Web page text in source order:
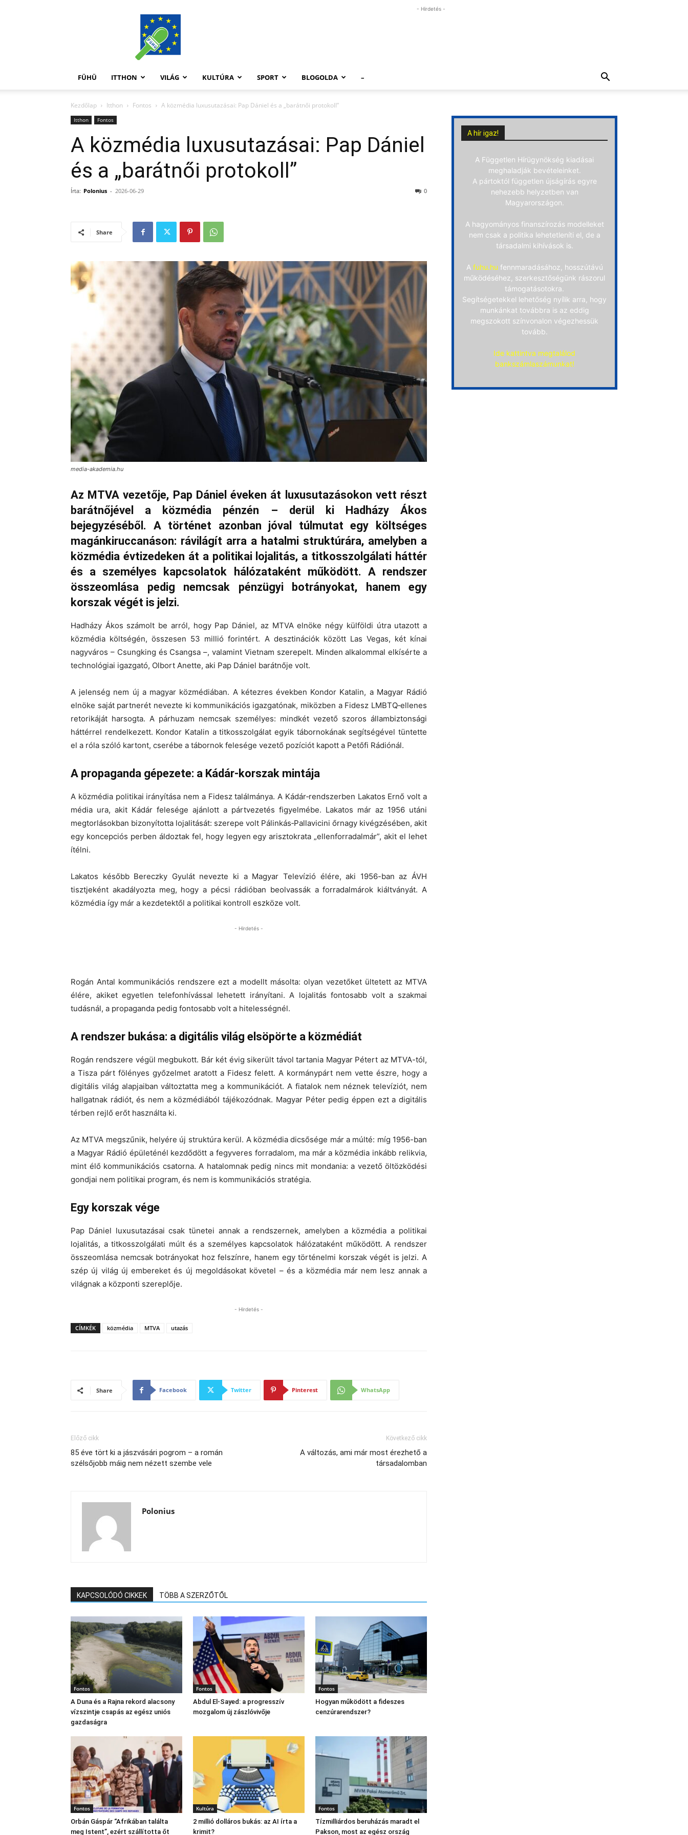
FüHü
- Hirdetés -
FÜHÜ ITTHON VILÁG KULTÚRA SPORT BLOGOLDA –
Kezdőlap Itthon Fontos A közmédia luxusutazásai: Pap Dániel és a „barátnői protokoll”
Itthon Fontos
A közmédia luxusutazásai: Pap Dániel
és a „barátnői protokoll”
Írta: Polonius - 2026-06-29 0
Share
media-akademia.hu
Az MTVA vezetője, Pap Dániel éveken át luxusutazásokon vett részt
barátnőjével a közmédia pénzén – derül ki Hadházy Ákos
bejegyzéséből. A történet azonban jóval túlmutat egy költséges
magánkiruccanáson: rávilágít arra a hatalmi struktúrára, amelyben a
közmédia évtizedeken át a politikai lojalitás, a titkosszolgálati háttér
és a személyes kapcsolatok hálózataként működött. A rendszer
összeomlása pedig nemcsak pénzügyi botrányokat, hanem egy
korszak végét is jelzi.
Hadházy Ákos számolt be arról, hogy Pap Dániel, az MTVA elnöke négy külföldi útra utazott a
közmédia költségén, összesen 53 millió forintért. A desztinációk között Las Vegas, két kínai
nagyváros – Csungking és Csangsa –, valamint Vietnam szerepelt. Minden alkalommal elkísérte a
technológiai igazgató, Olbort Anette, aki Pap Dániel barátnője volt.
A jelenség nem új a magyar közmédiában. A kétezres években Kondor Katalin, a Magyar Rádió
elnöke saját partnerét nevezte ki kommunikációs igazgatónak, miközben a Fidesz LMBTQ‑ellenes
retorikáját harsogta. A párhuzam nemcsak személyes: mindkét vezető szoros állambiztonsági
háttérrel rendelkezett. Kondor Katalin a titkosszolgálat egyik tábornokának segítségével tüntette
el a róla szóló kartont, cserébe a tábornok felesége vezető pozíciót kapott a Petőfi Rádiónál.
A propaganda gépezete: a Kádár‑korszak mintája
A közmédia politikai irányítása nem a Fidesz találmánya. A Kádár‑rendszerben Lakatos Ernő volt a
média ura, akit Kádár felesége ajánlott a pártvezetés figyelmébe. Lakatos már az 1956 utáni
megtorlásokban bizonyította lojalitását: szerepe volt Pálinkás‑Pallavicini őrnagy kivégzésében, akit
egy koncepciós perben áldoztak fel, hogy legyen egy arisztokrata „ellenforradalmár”, akit el lehet
ítélni.
Lakatos később Bereczky Gyulát nevezte ki a Magyar Televízió élére, aki 1956-ban az ÁVH
tisztjeként akadályozta meg, hogy a pécsi rádióban beolvassák a forradalmárok kiáltványát. A
közmédia így már a kezdetektől a politikai kontroll eszköze volt.
- Hirdetés -
Rogán Antal kommunikációs rendszere ezt a modellt másolta: olyan vezetőket ültetett az MTVA
élére, akiket egyetlen telefonhívással lehetett irányítani. A lojalitás fontosabb volt a szakmai
tudásnál, a propaganda pedig fontosabb volt a hitelességnél.
A rendszer bukása: a digitális világ elsöpörte a közmédiát
Rogán rendszere végül megbukott. Bár két évig sikerült távol tartania Magyar Pétert az MTVA-tól,
a Tisza párt fölényes győzelmet aratott a Fidesz felett. A kormánypárt nem vette észre, hogy a
digitális világ alapjaiban változtatta meg a kommunikációt. A fiatalok nem néznek televíziót, nem
hallgatnak rádiót, és nem a közmédiából tájékozódnak. Magyar Péter pedig éppen ezt a digitális
térben rejlő erőt használta ki.
Az MTVA megszűnik, helyére új struktúra kerül. A közmédia dicsősége már a múlté: míg 1956-ban
a Magyar Rádió épületénél kezdődött a fegyveres forradalom, ma már a közmédia inkább relikvia,
mint élő kommunikációs csatorna. A hatalomnak pedig nincs mit mondania: a vezető öltözködési
gondjai nem politikai program, és nem is kommunikációs stratégia.
Egy korszak vége
Pap Dániel luxusutazásai csak tünetei annak a rendszernek, amelyben a közmédia a politikai
lojalitás, a titkosszolgálati múlt és a személyes kapcsolatok hálózataként működött. A rendszer
összeomlása nemcsak botrányokat hoz felszínre, hanem egy történelmi korszak végét is jelzi. A
szép új világ új embereket és új megoldásokat követel – és a közmédia már nem lesz annak a
világnak a központi szereplője.
- Hirdetés -
CÍMKÉK közmédia MTVA utazás
Share Facebook Twitter Pinterest WhatsApp
Előző cikk
85 éve tört ki a jászvásári pogrom – a román
szélsőjobb máig nem nézett szembe vele
Következő cikk
A változás, ami már most érezhető a
társadalomban
Polonius
KAPCSOLÓDÓ CIKKEK TÖBB A SZERZŐTŐL
Fontos
A Duna és a Rajna rekord alacsony
vízszintje csapás az egész uniós
gazdaságra
Fontos
Abdul El‑Sayed: a progresszív
mozgalom új zászlóvivője
Fontos
Hogyan működött a fideszes
cenzúrarendszer?
Fontos
Orbán Gáspár “Afrikában találta
meg Istent”, ezért szállította őt
Kultúra
2 millió dolláros bukás: az AI írta a
krimit?
Fontos
Tízmilliárdos beruházás maradt el
Pakson, most az egész ország
A hír igaz!
A Független Hírügynökség kiadásai
meghaladják bevételeinket.
A pártoktól független újságírás egyre
nehezebb helyzetben van
Magyarországon.
A hagyományos finanszírozás modelleket
nem csak a politika lehetetleníti el, de a
társadalmi kihívások is.
A fuhu.hu fennmaradásához, hosszútávú
működéséhez, szerkesztőségünk rászorul
támogatásotokra.
Segítségetekkel lehetőség nyílik arra, hogy
munkánkat továbbra is az eddig
megszokott színvonalon végezhessük
tovább.
Ide kattintva megtalálod
bankszámlaszámunkat!